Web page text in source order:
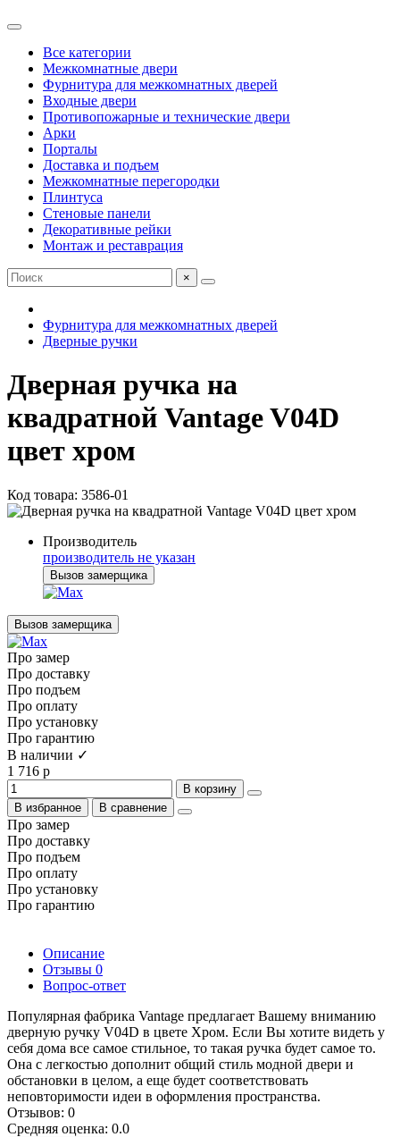
Все категории
Межкомнатные двери
Фурнитура для межкомнатных дверей
Входные двери
Противопожарные и технические двери
Арки
Порталы
Доставка и подъем
Межкомнатные перегородки
Плинтуса
Стеновые панели
Декоративные рейки
Монтаж и реставрация
×
Фурнитура для межкомнатных дверей
Дверные ручки
Дверная ручка на
квадратной Vantage V04D
цвет хром
Код товара: 3586-01
Производитель
производитель не указан
Вызов замерщика
Вызов замерщика
Про замер
Про доставку
Про подъем
Про оплату
Про установку
Про гарантию
В наличии ✓
1 716 р
В корзину
В избранное
В сравнение
Про замер
Про доставку
Про подъем
Про оплату
Про установку
Про гарантию
Описание
Отзывы 0
Вопрос-ответ
Популярная фабрика Vantage предлагает Вашему вниманию
дверную ручку V04D в цвете Хром. Если Вы хотите видеть у
себя дома все самое стильное, то такая ручка будет самое то.
Она с легкостью дополнит общий стиль модной двери и
обстановки в целом, а еще будет соответствовать
неповторимости идеи в оформления пространства.
Отзывов: 0
Средняя оценка: 0.0